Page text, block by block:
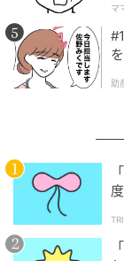
ではないでし
たいという意志
いが強すぎて
う。真っ直ぐ
うなると周りの
なってしまう
持ちが強まって
とが多いので
マ
助